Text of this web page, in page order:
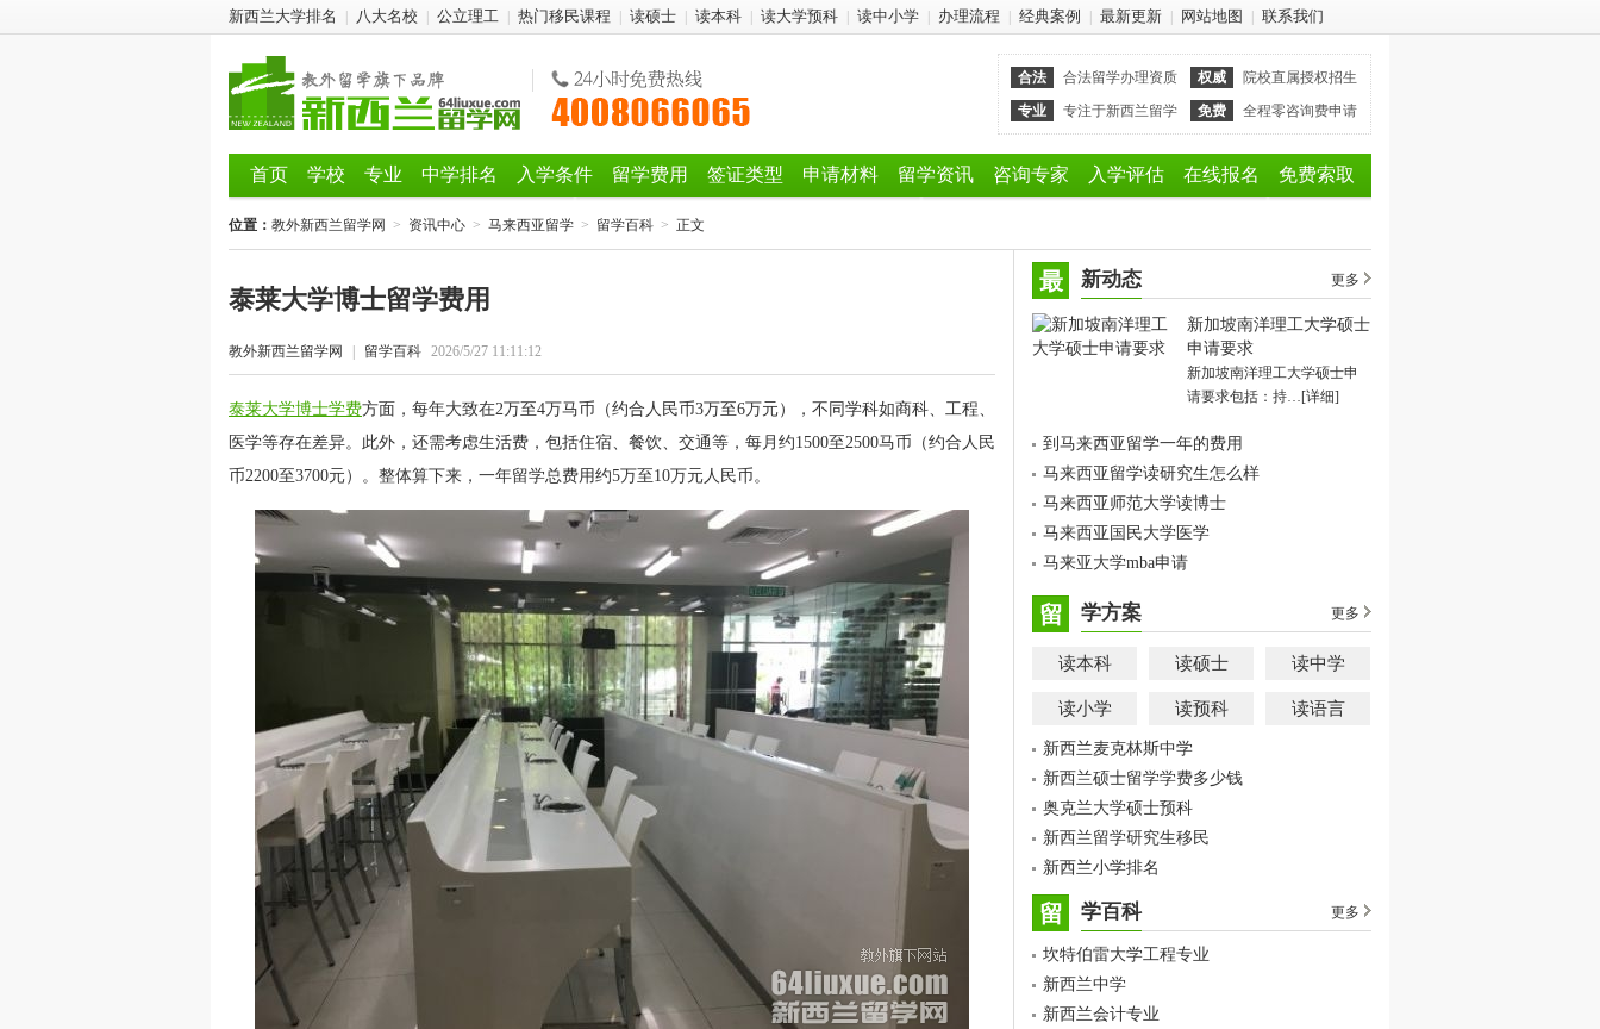
新西兰大学排名 八大名校 公立理工 热门移民课程 读硕士 读本科 读大学预科 读中小学 办理流程 经典案例 最新更新 网站地图 联系我们
合法 合法留学办理资质 权威
院校直属授权招生
专业
专注于新西兰留学 免费 全程零咨询费申请
首页 学校 专业 中学排名 入学条件 留学费用 签证类型 申请材料 留学资讯 咨询专家 入学评估 在线报名 免费索取
位置： 教外新西兰留学网 > 资讯中心 > 马来西亚留学 > 留学百科 > 正文
泰莱大学博士留学费用
教外新西兰留学网 留学百科 2026/5/27 11:11:12
泰莱大学博士学费方面，每年大致在2万至4万马币（约合人民币3万至6万元），不同学科如商科、工程、
医学等存在差异。此外，还需考虑生活费，包括住宿、餐饮、交通等，每月约1500至2500马币（约合人民
币2200至3700元）。整体算下来，一年留学总费用约5万至10万元人民币。
最 新动态 更多
新加坡南洋理工大学硕士
申请要求
新加坡南洋理工大学硕士申
请要求包括：持…[详细]
到马来西亚留学一年的费用
马来西亚留学读研究生怎么样
马来西亚师范大学读博士
马来西亚国民大学医学
马来亚大学mba申请
留 学方案 更多
读本科 读硕士 读中学
读小学 读预科 读语言
新西兰麦克林斯中学
新西兰硕士留学学费多少钱
奥克兰大学硕士预科
新西兰留学研究生移民
新西兰小学排名
留 学百科 更多
坎特伯雷大学工程专业
新西兰中学
新西兰会计专业